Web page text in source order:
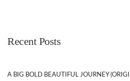
Recent Posts
A BIG BOLD BEAUTIFUL JOURNEY